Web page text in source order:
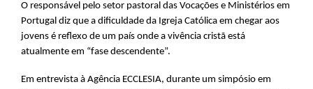
O responsável pelo setor pastoral das Vocações e Ministérios em
Portugal diz que a dificuldade da Igreja Católica em chegar aos
jovens é reflexo de um país onde a vivência cristã está
atualmente em “fase descendente”.
Em entrevista à Agência ECCLESIA, durante um simpósio em